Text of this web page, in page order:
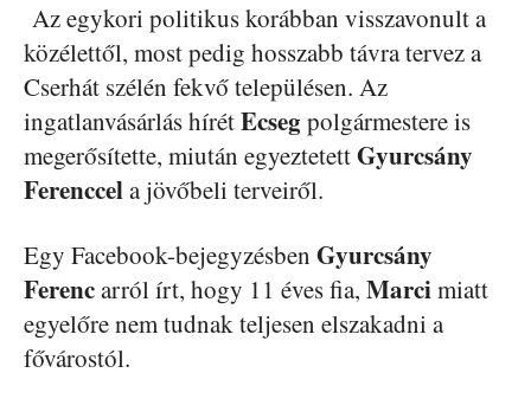
Az egykori politikus korábban visszavonult a
közélettől, most pedig hosszabb távra tervez a
Cserhát szélén fekvő településen. Az
ingatlanvásárlás hírétEcsegpolgármestere is
megerősítette, miután egyeztetettGyurcsány
Ferenccela jövőbeli terveiről.
Egy Facebook-bejegyzésben Gyurcsány
Ferencarról írt, hogy 11 éves fia, Marcimiatt
egyelőre nem tudnak teljesen elszakadni a
fővárostól.